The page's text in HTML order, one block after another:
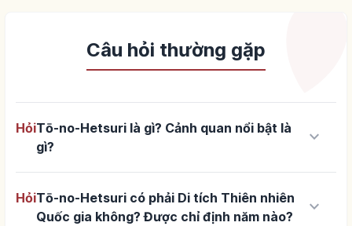
Câu hỏi thường gặp
HỏiTō-no-Hetsuri là gì? Cảnh quan nổi bật là
gì?
keyboard_arrow_down
HỏiTō-no-Hetsuri có phải Di tích Thiên nhiên
Quốc gia không? Được chỉ định năm nào?
keyboard_arrow_down